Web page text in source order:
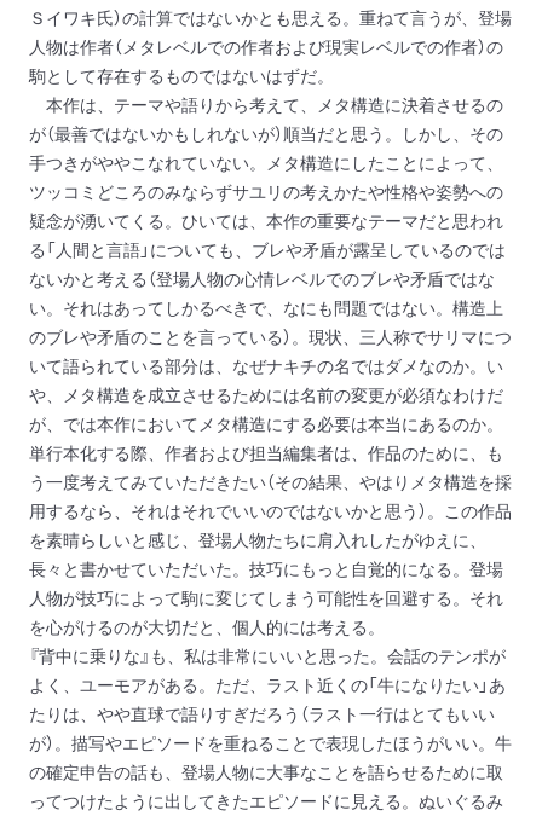
Ｓイワキ氏）の計算ではないかとも思える。重ねて言うが、登場
人物は作者（メタレベルでの作者および現実レベルでの作者）の
駒として存在するものではないはずだ。
本作は、テーマや語りから考えて、メタ構造に決着させるの
が（最善ではないかもしれないが）順当だと思う。しかし、その
手つきがややこなれていない。メタ構造にしたことによって、
ツッコミどころのみならずサユリの考えかたや性格や姿勢への
疑念が湧いてくる。ひいては、本作の重要なテーマだと思われ
る「人間と言語」についても、ブレや矛盾が露呈しているのでは
ないかと考える（登場人物の心情レベルでのブレや矛盾ではな
い。それはあってしかるべきで、なにも問題ではない。構造上
のブレや矛盾のことを言っている）。現状、三人称でサリマにつ
いて語られている部分は、なぜナキチの名ではダメなのか。い
や、メタ構造を成立させるためには名前の変更が必須なわけだ
が、では本作においてメタ構造にする必要は本当にあるのか。
単行本化する際、作者および担当編集者は、作品のために、も
う一度考えてみていただきたい（その結果、やはりメタ構造を採
用するなら、それはそれでいいのではないかと思う）。この作品
を素晴らしいと感じ、登場人物たちに肩入れしたがゆえに、
長々と書かせていただいた。技巧にもっと自覚的になる。登場
人物が技巧によって駒に変じてしまう可能性を回避する。それ
を心がけるのが大切だと、個人的には考える。
『背中に乗りな』も、私は非常にいいと思った。会話のテンポが
よく、ユーモアがある。ただ、ラスト近くの「牛になりたい」あ
たりは、やや直球で語りすぎだろう（ラスト一行はとてもいい
が）。描写やエピソードを重ねることで表現したほうがいい。牛
の確定申告の話も、登場人物に大事なことを語らせるために取
ってつけたように出してきたエピソードに見える。ぬいぐるみ